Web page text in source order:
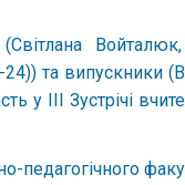
та випускники
у III Зустрічі
педагогічного